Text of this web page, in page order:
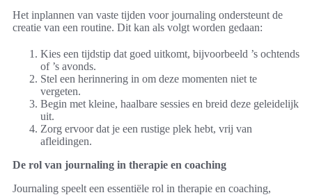
Het inplannen van vaste tijden voor journaling ondersteunt de
creatie van een routine. Dit kan als volgt worden gedaan:
Kies een tijdstip dat goed uitkomt, bijvoorbeeld ’s ochtends
of ’s avonds.
Stel een herinnering in om deze momenten niet te
vergeten.
Begin met kleine, haalbare sessies en breid deze geleidelijk
uit.
Zorg ervoor dat je een rustige plek hebt, vrij van
afleidingen.
De rol van journaling in therapie en coaching
Journaling speelt een essentiële rol in therapie en coaching,